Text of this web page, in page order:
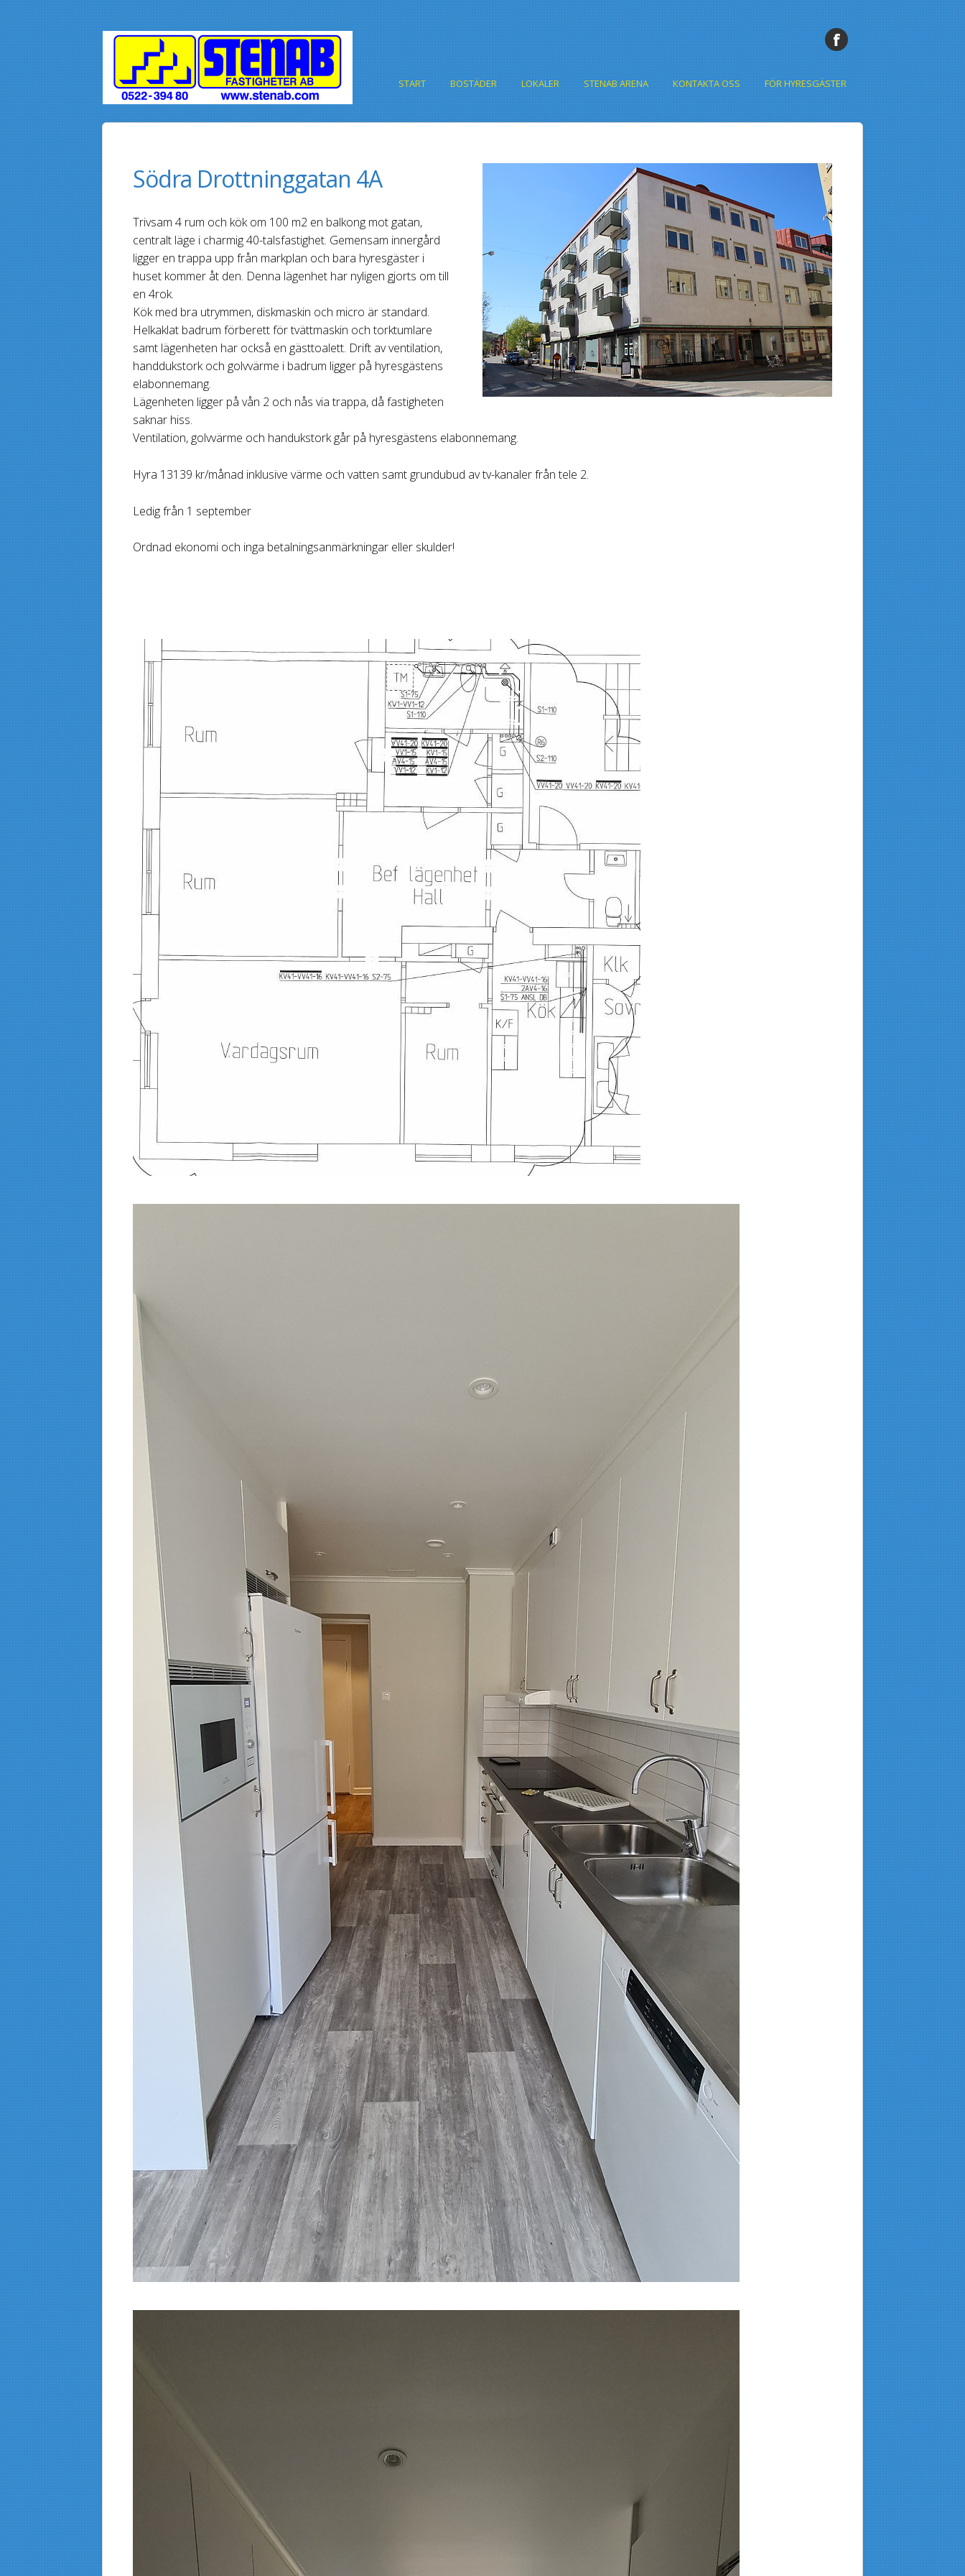
START BOSTÄDER LOKALER STENAB ARENA KONTAKTA OSS FÖR HYRESGÄSTER
Södra Drottninggatan 4A
Trivsam 4 rum och kök om 100 m2 en balkong mot gatan,
centralt läge i charmig 40-talsfastighet. Gemensam innergård
ligger en trappa upp från markplan och bara hyresgäster i
huset kommer åt den. Denna lägenhet har nyligen gjorts om till
en 4rok.
Kök med bra utrymmen, diskmaskin och micro är standard.
Helkaklat badrum förberett för tvättmaskin och torktumlare
samt lägenheten har också en gästtoalett. Drift av ventilation,
handdukstork och golvvärme i badrum ligger på hyresgästens
elabonnemang.
Lägenheten ligger på vån 2 och nås via trappa, då fastigheten
saknar hiss.
Ventilation, golvvärme och handukstork går på hyresgästens elabonnemang.
Hyra 13139 kr/månad inklusive värme och vatten samt grundubud av tv-kanaler från tele 2.
Ledig från 1 september
Ordnad ekonomi och inga betalningsanmärkningar eller skulder!